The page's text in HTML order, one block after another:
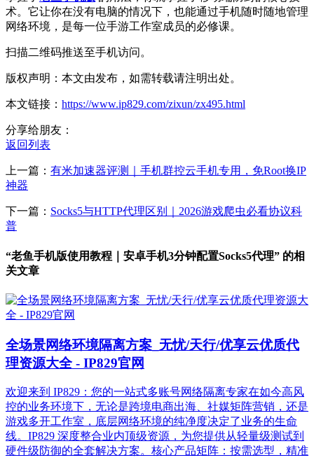
术。它让你在没有电脑的情况下，也能通过手机随时随地管理
网络环境，是每一位手游工作室成员的必修课。
扫描二维码推送至手机访问。
版权声明：本文由发布，如需转载请注明出处。
本文链接： https://www.ip829.com/zixun/zx495.html
分享给朋友：
返回列表
上一篇： 有米加速器评测｜手机群控云手机专用，免Root换IP
神器
下一篇： Socks5与HTTP代理区别｜2026游戏爬虫必看协议科
普
“老鱼手机版使用教程｜安卓手机3分钟配置Socks5代理” 的相
关文章
全场景网络环境隔离方案_无忧/天行/优享云优质代
理资源大全 - IP829官网
欢迎来到 IP829：您的一站式多账号网络隔离专家在如今高风
控的业务环境下，无论是跨境电商出海、社媒矩阵营销，还是
游戏多开工作室，底层网络环境的纯净度决定了业务的生命
线。IP829 深度整合业内顶级资源，为您提供从轻量级测试到
硬件级防御的全套解决方案。核心产品矩阵：按需选型，精准